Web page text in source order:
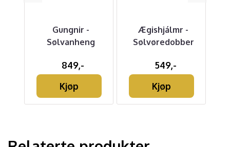
Gungnir -
Sølvanheng
849,-
Kjøp
Ægishjálmr -
Sølvøredobber
549,-
Kjøp